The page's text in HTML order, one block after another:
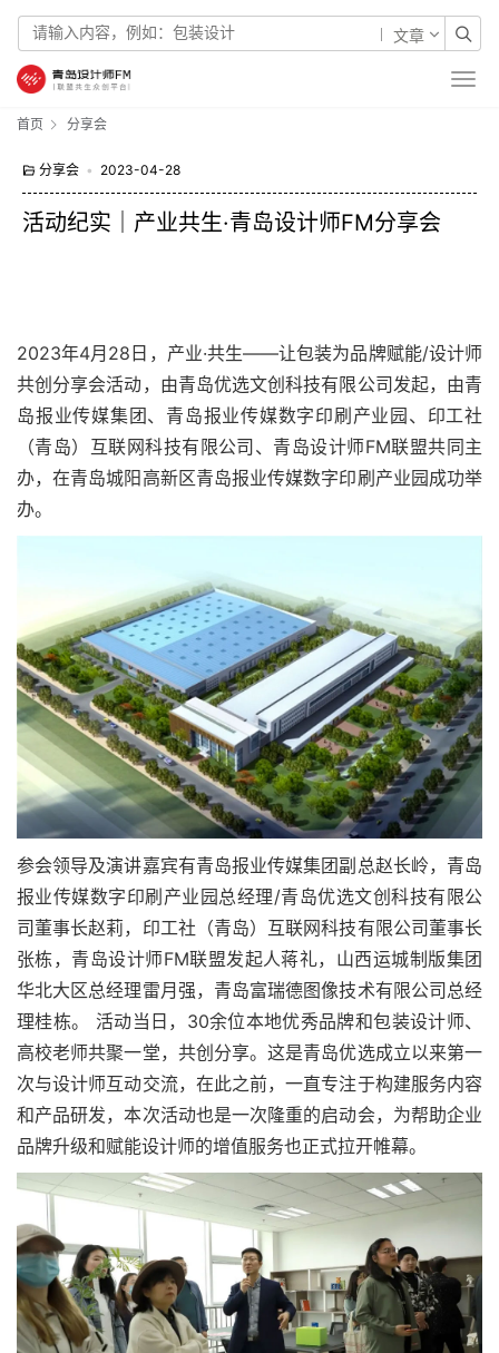
文章
首页 分享会
分享会 • 2023-04-28
活动纪实｜产业共生·青岛设计师FM分享会
2023年4月28日，产业·共生——让包装为品牌赋能/设计师
共创分享会活动，由青岛优选文创科技有限公司发起，由青
岛报业传媒集团、青岛报业传媒数字印刷产业园、印工社
（青岛）互联网科技有限公司、青岛设计师FM联盟共同主
办，在青岛城阳高新区青岛报业传媒数字印刷产业园成功举
办。
参会领导及演讲嘉宾有青岛报业传媒集团副总赵长岭，青岛
报业传媒数字印刷产业园总经理/青岛优选文创科技有限公
司董事长赵莉，印工社（青岛）互联网科技有限公司董事长
张栋，青岛设计师FM联盟发起人蒋礼，山西运城制版集团
华北大区总经理雷月强，青岛富瑞德图像技术有限公司总经
理桂栋。 活动当日，30余位本地优秀品牌和包装设计师、
高校老师共聚一堂，共创分享。这是青岛优选成立以来第一
次与设计师互动交流，在此之前，一直专注于构建服务内容
和产品研发，本次活动也是一次隆重的启动会，为帮助企业
品牌升级和赋能设计师的增值服务也正式拉开帷幕。